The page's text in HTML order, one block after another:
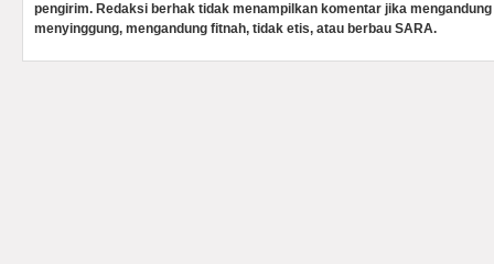
pengirim. Redaksi berhak tidak menampilkan komentar jika
menyinggung, mengandung fitnah, tidak etis, atau berbau SARA.